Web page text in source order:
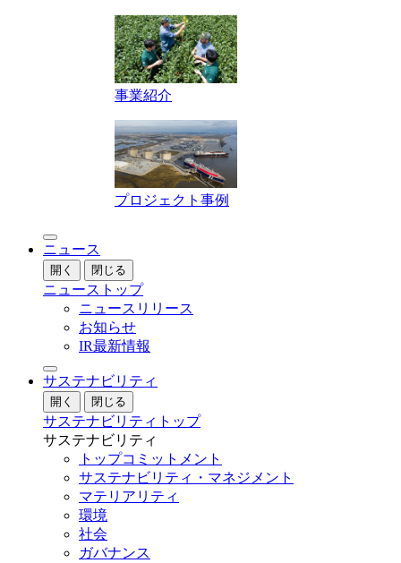
事業紹介
プロジェクト事例
ニュース
開く 閉じる
ニューストップ
ニュースリリース
お知らせ
IR最新情報
サステナビリティ
開く 閉じる
サステナビリティトップ
サステナビリティ
トップコミットメント
サステナビリティ・マネジメント
マテリアリティ
環境
社会
ガバナンス